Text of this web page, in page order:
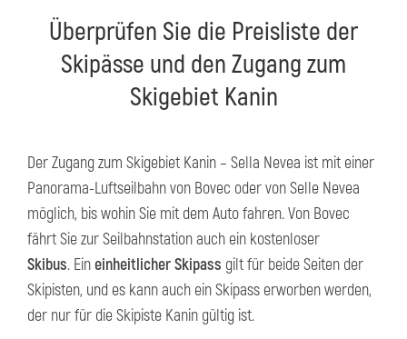
Überprüfen Sie die Preisliste der
Skipässe und den Zugang zum
Skigebiet Kanin
Der Zugang zum Skigebiet Kanin – Sella Nevea ist mit einer
Panorama-Luftseilbahn von Bovec oder von Selle Nevea
möglich, bis wohin Sie mit dem Auto fahren. Von Bovec
fährt Sie zur Seilbahnstation auch ein kostenloser
Skibus. Eineinheitlicher Skipass gilt für beide Seiten der
Skipisten, und es kann auch ein Skipass erworben werden,
der nur für die Skipiste Kanin gültig ist.